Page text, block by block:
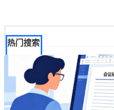
热门搜索